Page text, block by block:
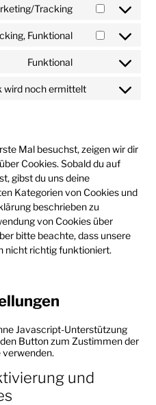
Tracking
Funktional
Funktional
wird noch ermittelt
Mal besuchst, zeigen wir dir
Cookies. Sobald du auf
gibst du uns deine
Kategorien von Cookies und
beschrieben zu
von Cookies über
bitte beachte, dass unsere
nicht richtig funktioniert.
Javascript-Unterstützung
Button zum Zustimmen der
verwenden.
und